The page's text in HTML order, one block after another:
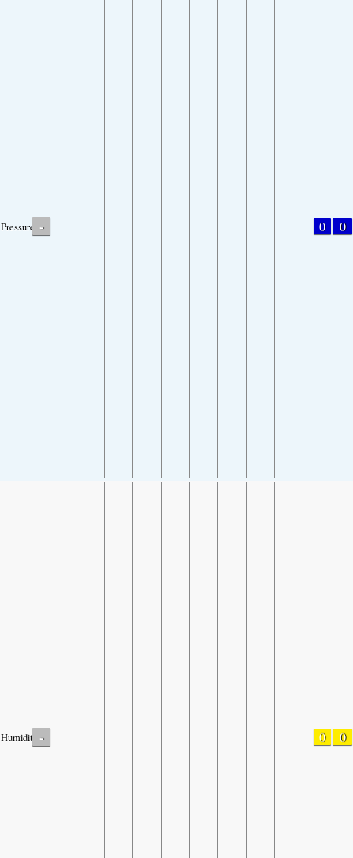
Pressure - 0 0
Humidity - 0 0